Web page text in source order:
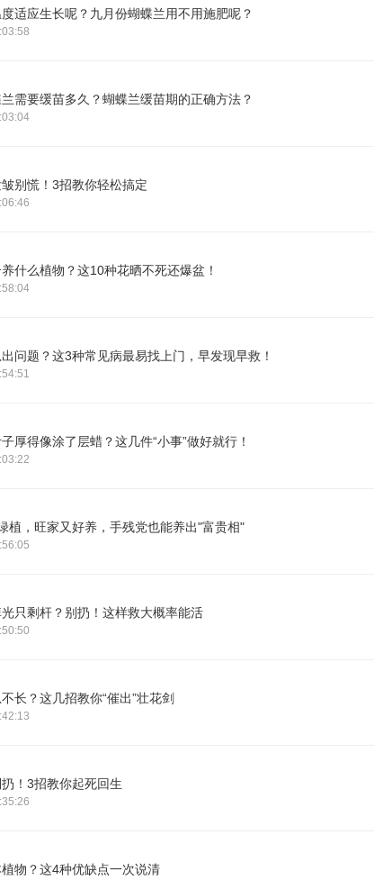
适应生长呢？九月份蝴蝶兰用不用施肥呢？
需要缓苗多久？蝴蝶兰缓苗期的正确方法？
别慌！3招教你轻松搞定
什么植物？这10种花晒不死还爆盆！
问题？这3种常见病最易找上门，早发现早救！
厚得像涂了层蜡？这几件“小事”做好就行！
植，旺家又好养，手残党也能养出"富贵相"
只剩杆？别扔！这样救大概率能活
长？这几招教你“催出”壮花剑
！3招教你起死回生
物？这4种优缺点一次说清